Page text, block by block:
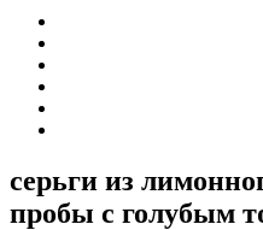
серьги из
пробы с голубым